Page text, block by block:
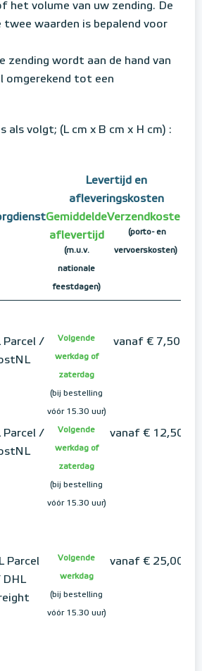
het volume van uw zending. De
twee waarden is bepalend voor
zending wordt aan de hand van
omgerekend tot een
als volgt; (L cm x B cm x H cm) :
Levertijd en
afleveringskosten
Gemiddelde
aflevertijd
(m.u.v.
nationale
feestdagen)
Verzendkosten
(porto- en
vervoerskosten)
Parcel /
Volgende
werkdag of
zaterdag
(bij bestelling
vóór 15.30 uur)
vanaf € 7,50
Parcel /
Volgende
werkdag of
zaterdag
(bij bestelling
vóór 15.30 uur)
vanaf € 12,50
Parcel
DHL
Volgende
werkdag
(bij bestelling
vóór 15.30 uur)
vanaf € 25,00